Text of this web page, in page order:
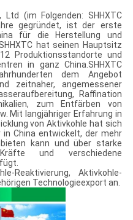
Ltd (im Folgenden: SHHXTC
gegründet, ist der erste
für die Herstellung und
hat seinen Hauptsitz
Produktionsstandorte und
in ganz China.SHHXTC
dem Angebot
zeitnaher, angemessener
Raffination
zum Entfärben von
Mit langjähriger Erfahrung in
von Aktivkohle hat sich
in China entwickelt, der mehr
kann und über starke
und verschiedene
Reaktivierung, Aktivkohle-
Technologieexport an.